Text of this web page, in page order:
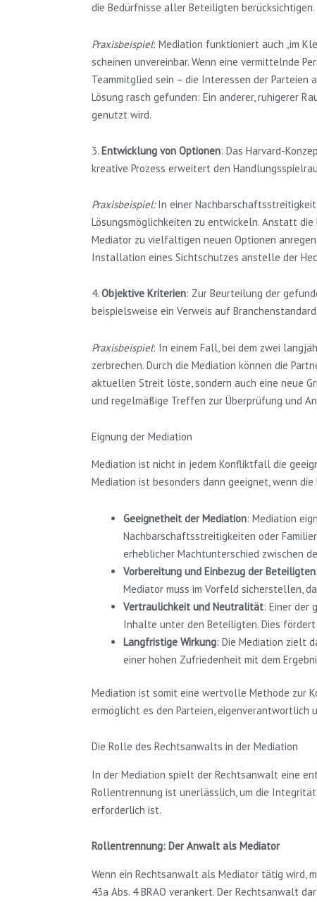
die Bedürfnisse aller Beteiligten berücksichtigen.
Praxisbeispiel: Mediation funktioniert auch „im
scheinen unvereinbar. Wenn eine vermittelnde
Teammitglied sein – die Interessen der
Lösung rasch gefunden: Ein anderer, ruhigerer
genutzt wird.
3. Entwicklung von Optionen: Das Harvard-
kreative Prozess erweitert den
Praxisbeispiel:In einer Nachbarschaftsstreitigkeit
Lösungsmöglichkeiten zu entwickeln. Anstatt
Mediator zu vielfältigen neuen Optionen
Installation eines Sichtschutzes anstelle der
4. Objektive Kriterien: Zur Beurteilung der
beispielsweise ein Verweis auf
Praxisbeispiel: In einem Fall, bei dem zwei
zerbrechen. Durch die Mediation können die
aktuellen Streit löste, sondern auch eine neue
und regelmäßige Treffen zur Überprüfung und
Eignung der Mediation
Mediation ist nicht in jedem Konfliktfall die
Mediation ist besonders dann geeignet, wenn
Geeignetheit der Mediation: Mediation
Nachbarschaftsstreitigkeiten oder
erheblicher Machtunterschied zwischen
Vorbereitung und Einbezug der Beteiligten
Mediator muss im Vorfeld sicherstellen,
Vertraulichkeit und Neutralität: Einer der
Inhalte unter den Beteiligten. Dies fördert
Langfristige Wirkung: Die Mediation zielt
einer hohen Zufriedenheit mit dem
Mediation ist somit eine wertvolle Methode zur
ermöglicht es den Parteien, eigenverantwortlich
Die Rolle des Rechtsanwalts in der Mediation
In der Mediation spielt der Rechtsanwalt eine
Rollentrennung ist unerlässlich, um die
erforderlich ist.
Rollentrennung: Der Anwalt als Mediator
Wenn ein Rechtsanwalt als Mediator tätig wird,
43a Abs. 4 BRAO verankert. Der Rechtsanwalt